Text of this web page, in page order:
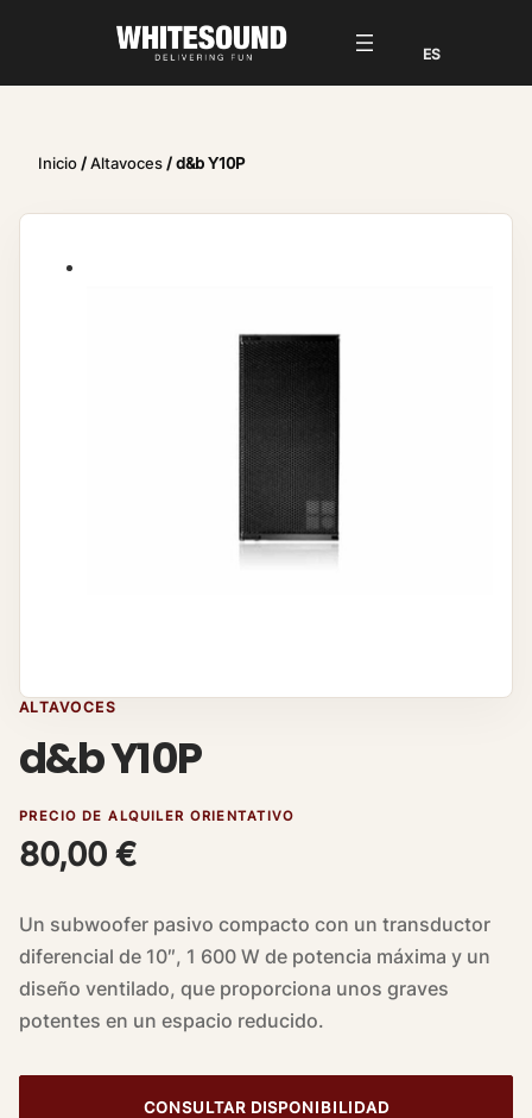
Inicio/Altavoces/ d&b Y10P
ALTAVOCES
d&b Y10P
PRECIO DE ALQUILER ORIENTATIVO
80,00 €
Un subwoofer pasivo compacto con un transductor
diferencial de 10″, 1 600 W de potencia máxima y un
diseño ventilado, que proporciona unos graves
potentes en un espacio reducido.
CONSULTAR DISPONIBILIDAD